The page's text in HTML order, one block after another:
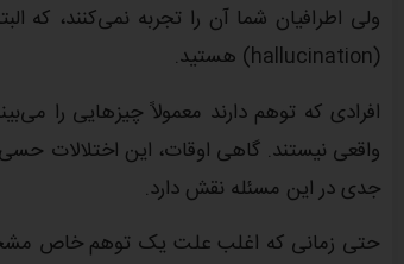
ولی اطرافیان شما آن را تجربه نمی‌کنند، که
(hallucination) هستید.
افرادی که توهم دارند معمولاً چیز‌هایی را
واقعی نیستند. گاهی اوقات، این اختلالات
جدی در این مسئله نقش دارد.
حتی زمانی که اغلب علت یک توهم خاص